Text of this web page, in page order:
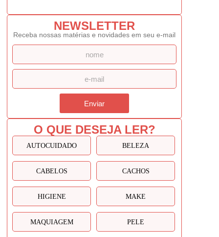
NEWSLETTER
Receba nossas matérias e novidades em seu e-mail
Enviar
O QUE DESEJA LER?
AUTOCUIDADO BELEZA
CABELOS CACHOS
HIGIENE MAKE
MAQUIAGEM PELE